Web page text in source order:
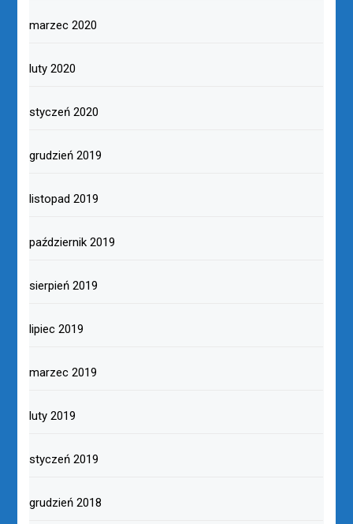
marzec 2020
luty 2020
styczeń 2020
grudzień 2019
listopad 2019
październik 2019
sierpień 2019
lipiec 2019
marzec 2019
luty 2019
styczeń 2019
grudzień 2018